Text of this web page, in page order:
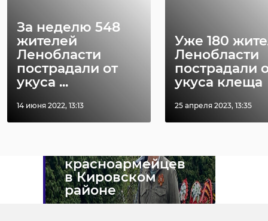
За неделю 548
жителей
Ленобласти
пострадали от
укуса ...
14 июня 2022, 13:13
Уже 180
Ленобласти
пострадали
укуса клеща
25 апреля 2023, 13:35
отрядов, осмотрел и даже
примерил современное
оборудование, которым
пользуются специалисты.
Александр
поучаствовал в
церемонии
красноармейцев
в Кировском
районе